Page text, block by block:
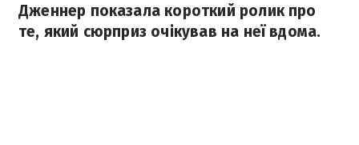
Дженнер показала короткий ролик про
те, який сюрприз очікував на неї вдома.